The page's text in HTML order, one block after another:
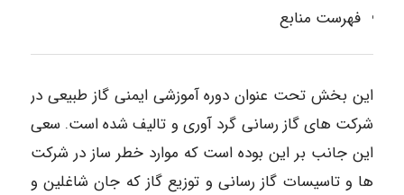
فهرست منابع
این بخش تحت عنوان دوره آموزشی ایمنی گاز طبیعی در
شرکت های گاز رسانی گرد آوری و تالیف شده است. سعی
این جانب بر این بوده است که موارد خطر ساز در شرکت
ها و تاسیسات گاز رسانی و توزیع گاز که جان شاغلین و